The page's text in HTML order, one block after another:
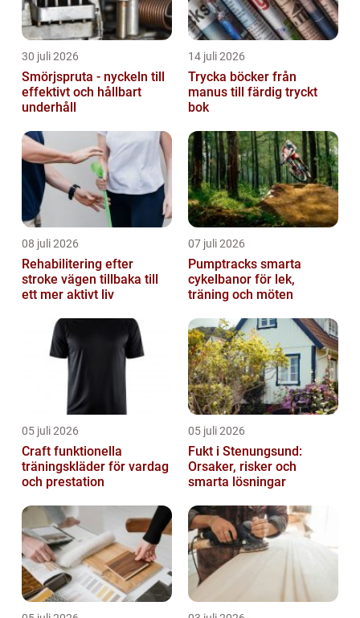
30 juli 2026
Smörjspruta - nyckeln till
effektivt och hållbart
underhåll
14 juli 2026
Trycka böcker från
manus till färdig tryckt
bok
08 juli 2026
Rehabilitering efter
stroke vägen tillbaka till
ett mer aktivt liv
07 juli 2026
Pumptracks smarta
cykelbanor för lek,
träning och möten
05 juli 2026
Craft funktionella
träningskläder för vardag
och prestation
05 juli 2026
Fukt i Stenungsund:
Orsaker, risker och
smarta lösningar